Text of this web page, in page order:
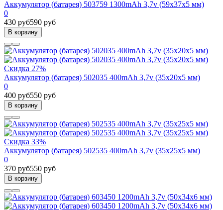
Аккумулятор (батарея) 503759 1300mAh 3,7v (59х37х5 мм)
0
430 руб590 руб
В корзину
Скидка 27%
Аккумулятор (батарея) 502035 400mAh 3,7v (35х20х5 мм)
0
400 руб550 руб
В корзину
Скидка 33%
Аккумулятор (батарея) 502535 400mAh 3,7v (35х25х5 мм)
0
370 руб550 руб
В корзину